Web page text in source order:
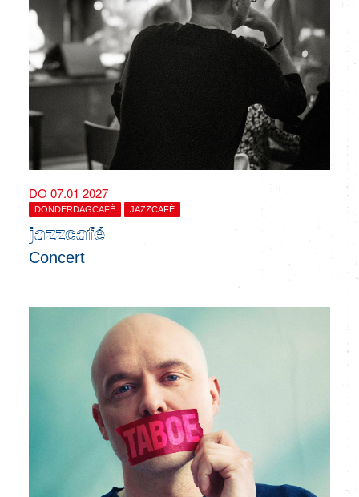
DO 07.01 2027
DONDERDAGCAFÉ JAZZCAFÉ
jazzcafé
Concert